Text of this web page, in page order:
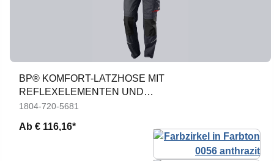
BP® KOMFORT-LATZHOSE MIT
REFLEXELEMENTEN UND
KNIEPOLSTERTASCHEN
1804-720-5681
Ab € 116,16*